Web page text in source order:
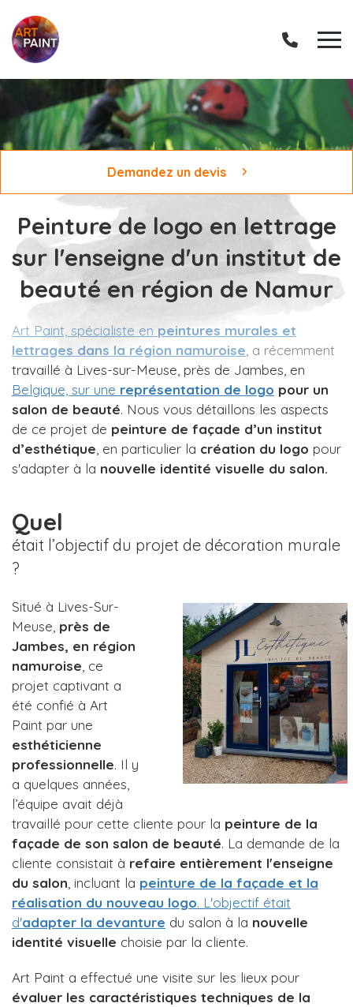
Demandez un devis
Peinture de logo en lettrage
sur l'enseigne d'un institut de
beauté en région de Namur
Art Paint, spécialiste en peintures murales et
lettrages dans la région namuroise , a récemment
travaillé à Lives-sur-Meuse, près de Jambes, en
Belgique, sur une représentation de logo pour un
salon de beauté. Nous vous détaillons les aspects
de ce projet de peinture de façade d’un institut
d’esthétique , en particulier la création du logo pour
s'adapter à la nouvelle identité visuelle du salon.
Quel
était l’objectif du projet de décoration murale
?
Situé à Lives-Sur-
Meuse, près de
Jambes, en région
namuroise , ce
projet captivant a
été confié à Art
Paint par une
esthéticienne
professionnelle. Il y
a quelques années,
l’équipe avait déjà
travaillé pour cette cliente pour la peinture de la
façade de son salon de beauté. La demande de la
cliente consistait à refaire entièrement l'enseigne
du salon , incluant la peinture de la façade et la
réalisation du nouveau logo. L'objectif était
d'adapter la devanture du salon à la nouvelle
identité visuelle choisie par la cliente.
Art Paint a effectué une visite sur les lieux pour
évaluer les caractéristiques techniques de la